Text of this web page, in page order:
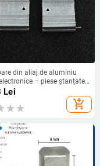
din aliaj de aluminiu
– piese ștanțate
de ecranare
Lei
add_shopping_cart